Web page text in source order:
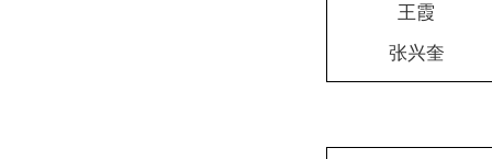
王霞
张兴奎